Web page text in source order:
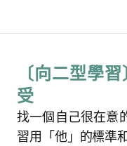
〔向二型學
受
找一個自己很在意
習用「他」的標準